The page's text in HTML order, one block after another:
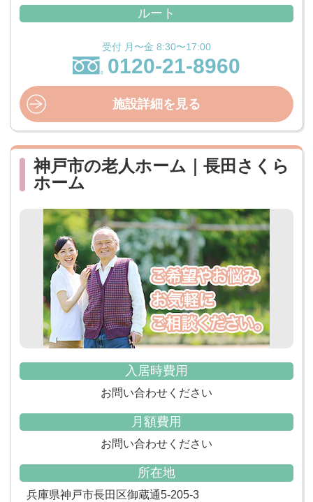
ルート
受付 月〜金 8:30〜17:00
0120-21-8960
施設詳細を見る
神戸市の老人ホーム｜長田さくら
ホーム
入居時費用
お問い合わせください
月額費用
お問い合わせください
所在地
兵庫県神戸市長田区御蔵通5-205-3